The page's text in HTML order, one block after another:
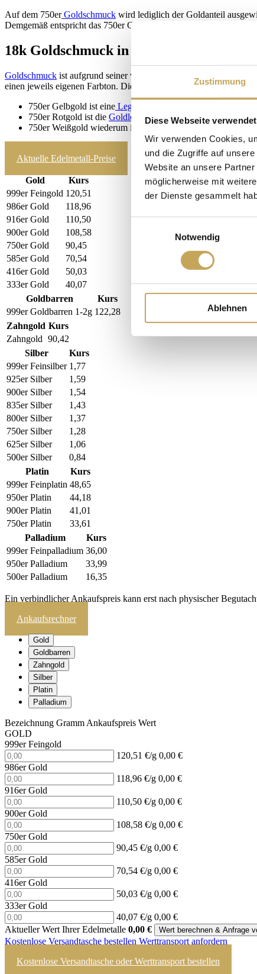
Zustimmung
Diese Webseite
Wir verwenden Cookies,
und die Zugriffe auf
Website an unsere
möglicherweise mit
der Dienste gesammelt
Notwendig
Ablehnen
Auf dem 750erGoldschmuck wird lediglich der Goldanteil
Demgemäß entspricht das 750er Gold einem Goldanteil von 18
18k Goldschmuck in Farbtönen von Gold
Goldschmuck ist aufgrund seiner verschiedenartigen Farbtönung
einen jeweils eigenen Farbton. Die gängigen Bezeichnungen
750er Gelbgold ist eine Legierung
750er Rotgold ist die Goldlegierung mit einem sehr hohen
750er Weißgold wiederum ist eine Goldmischung mit
Aktuelle Edelmetall-Preise
Gold
Kurs
999er Feingold 120,51
986er Gold
118,96
916er Gold
110,50
900er Gold
108,58
750er Gold
90,45
585er Gold
70,54
416er Gold
50,03
333er Gold
40,07
Goldbarren
Kurs
999er Goldbarren 1-2g 122,28
Zahngold Kurs
Zahngold 90,42
Silber
Kurs
999er Feinsilber 1,77
925er Silber
1,59
900er Silber
1,54
835er Silber
1,43
800er Silber
1,37
750er Silber
1,28
625er Silber
1,06
500er Silber
0,84
Platin
Kurs
999er Feinplatin 48,65
950er Platin
44,18
900er Platin
41,01
750er Platin
33,61
Palladium
Kurs
999er Feinpalladium 36,00
950er Palladium
33,99
500er Palladium
16,35
Ein verbindlicher Ankaufspreis kann erst nach physischer
Ankaufsrechner
Gold
Goldbarren
Zahngold
Silber
Platin
Palladium
Bezeichnung Gramm Ankaufspreis Wert
GOLD
999er Feingold
120,51 €/g 0,00 €
986er Gold
118,96 €/g 0,00 €
916er Gold
110,50 €/g 0,00 €
900er Gold
108,58 €/g 0,00 €
750er Gold
90,45 €/g 0,00 €
585er Gold
70,54 €/g 0,00 €
416er Gold
50,03 €/g 0,00 €
333er Gold
40,07 €/g 0,00 €
Aktueller Wert Ihrer Edelmetalle 0,00 € Wert berechnen & Anfrage
Kostenlose Versandtasche bestellen Werttransport anfordern
Kostenlose Versandtasche oder Werttransport bestellen